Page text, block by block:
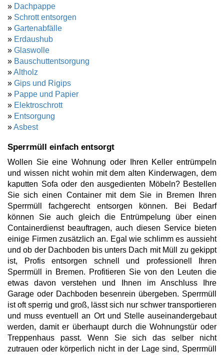
» Dachpappe
» Schrott entsorgen
» Gartenabfälle
» Erdaushub
» Glaswolle
» Bauschuttentsorgung
»Altholz
» Gips und Rigips
» Pappe und Papier
» Elektroschrott
» Entsorgung
»Asbest
Sperrmüll einfach entsorgt
Wollen Sie eine Wohnung oder Ihren Keller entrümpeln
und wissen nicht wohin mit dem alten Kinderwagen, dem
kaputten Sofa oder den ausgedienten Möbeln? Bestellen
Sie sich einen Container mit dem Sie in Bremen Ihren
Sperrmüll fachgerecht entsorgen können. Bei Bedarf
können Sie auch gleich die Entrümpelung über einen
Containerdienst beauftragen, auch diesen Service bieten
einige Firmen zusätzlich an. Egal wie schlimm es aussieht
und ob der Dachboden bis unters Dach mit Müll zu gekippt
ist, Profis entsorgen schnell und professionell Ihren
Sperrmüll in Bremen. Profitieren Sie von den Leuten die
etwas davon verstehen und Ihnen im Anschluss Ihre
Garage oder Dachboden besenrein übergeben. Sperrmüll
ist oft sperrig und groß, lässt sich nur schwer transportieren
und muss eventuell an Ort und Stelle auseinandergebaut
werden, damit er überhaupt durch die Wohnungstür oder
Treppenhaus passt. Wenn Sie sich das selber nicht
zutrauen oder körperlich nicht in der Lage sind, Sperrmüll